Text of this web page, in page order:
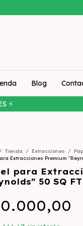
⚡
Blog
/ Tienda / Extracciones /
Extracciones Premium
para
50 SQ FT